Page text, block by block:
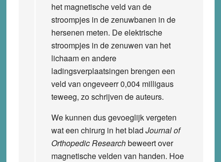
het magnetische veld van de
stroompjes in de zenuwbanen in de
hersenen meten. De elektrische
stroompjes in de zenuwen van het
lichaam en andere
ladingsverplaatsingen brengen een
veld van ongeveerr 0,004 milligaus
teweeg, zo schrijven de auteurs.
We kunnen dus gevoeglijk vergeten
wat een chirurg in het blad Journal of
Orthopedic Researchbeweert over
magnetische velden van handen. Hoe